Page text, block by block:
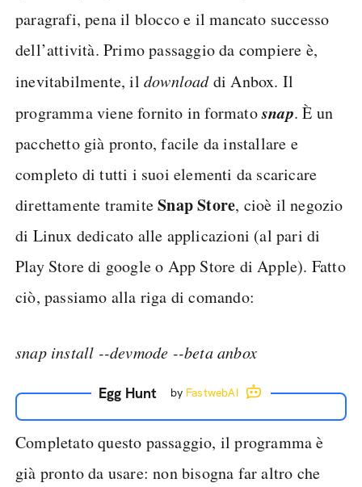
paragrafi, pena il blocco e il mancato successo
dell’attività. Primo passaggio da compiere è,
inevitabilmente, il downloaddi Anbox. Il
programma viene fornito in formatosnap. È un
pacchetto già pronto, facile da installare e
completo di tutti i suoi elementi da scaricare
direttamente tramiteSnap Store, cioè il negozio
di Linux dedicato alle applicazioni (al pari di
Play Store di google o App Store di Apple). Fatto
ciò, passiamo alla riga di comando:
snap install --devmode --beta anbox
Egg Hunt by FastwebAI
Completato questo passaggio, il programma è
già pronto da usare: non bisogna far altro che